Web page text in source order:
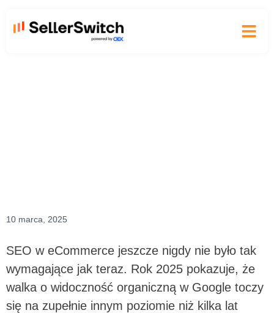
10 marca, 2025
SEO w eCommerce jeszcze nigdy nie było tak
wymagające jak teraz. Rok 2025 pokazuje, że
walka o widoczność organiczną w Google toczy
się na zupełnie innym poziomie niż kilka lat